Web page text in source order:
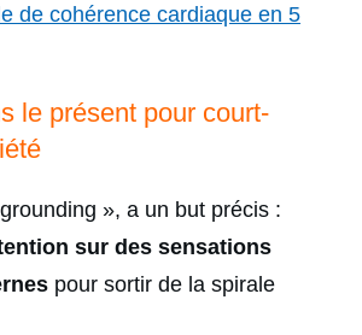
de cohérence cardiaque en 5
le présent pour court-
», a un but précis :
sur des sensations
pour sortir de la spirale